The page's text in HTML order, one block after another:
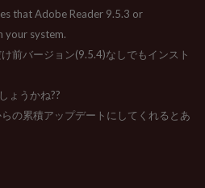
that Adobe Reader 9.5.3 or
your system.
前バージョン(9.5.4)なしでもインスト
ょうかね??
の累積アップデートにしてくれるとあ